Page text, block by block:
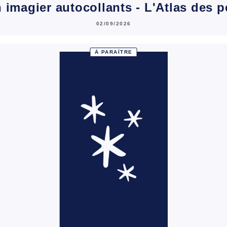
imagier autocollants - L'Atlas des
02/09/2026
À PARAÎTRE